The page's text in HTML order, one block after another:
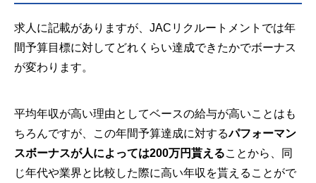
求人に記載がありますが、JACリクルートメントでは年
間予算目標に対してどれくらい達成できたかでボーナス
が変わります。
平均年収が高い理由としてベースの給与が高いことはも
ちろんですが、この年間予算達成に対するパフォーマン
スボーナスが人によっては200万円貰えることから、同
じ年代や業界と比較した際に高い年収を貰えることがで